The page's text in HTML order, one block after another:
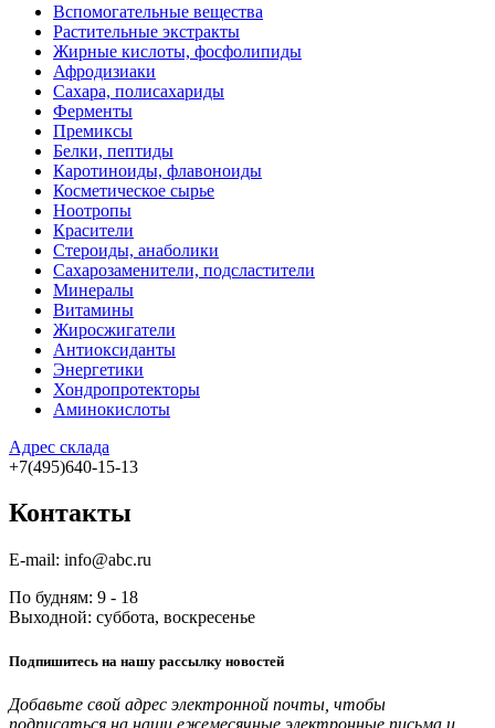
Вспомогательные вещества
Растительные экстракты
Жирные кислоты, фосфолипиды
Афродизиаки
Сахара, полисахариды
Ферменты
Премиксы
Белки, пептиды
Каротиноиды, флавоноиды
Косметическое сырье
Ноотропы
Красители
Стероиды, анаболики
Сахарозаменители, подсластители
Минералы
Витамины
Жиросжигатели
Антиоксиданты
Энергетики
Хондропротекторы
Аминокислоты
Адрес склада
+7(495)640-15-13
Контакты
E-mail: info@abc.ru
По будням: 9 - 18
Выходной: суббота, воскресенье
Подпишитесь на нашу рассылку новостей
Добавьте свой адрес электронной почты, чтобы
подписаться на наши ежемесячные электронные письма и